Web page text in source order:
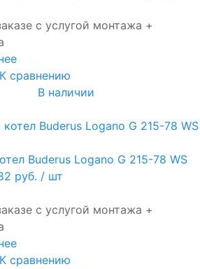
с услугой монтажа +
К сравнению
В наличии
Buderus Logano G 215-78 WS
руб. / шт
с услугой монтажа +
К сравнению